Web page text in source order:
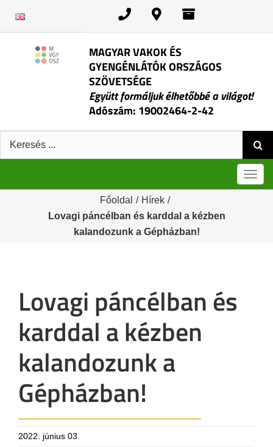
MAGYAR VAKOK ÉS
GYENGÉNLÁTÓK ORSZÁGOS
SZÖVETSÉGE
Együtt formáljuk élhetőbbé a világot!
Adószám: 19002464-2-42
Keresés:
Főoldal / Hírek /
Lovagi páncélban és karddal a kézben
kalandozunk a Gépházban!
Lovagi páncélban és
karddal a kézben
kalandozunk a
Gépházban!
2022. június 03.